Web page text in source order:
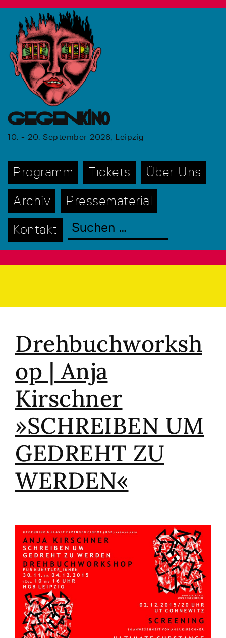
GEGENkino
10. - 20. September 2026, Leipzig
Programm Tickets Über Uns
Archiv Pressematerial
Kontakt
Drehbuchworksh
op | Anja
Kirschner
»SCHREIBEN UM
GEDREHT ZU
WERDEN«